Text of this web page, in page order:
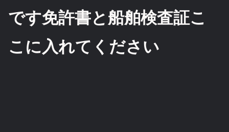
です免許書と船舶検査証こ
こに入れてください